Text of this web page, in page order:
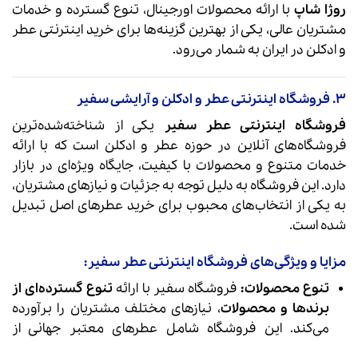
روژا شاپ با ارائه محصولات اورجینال، تنوع گسترده و خدمات
مشتریان عالی، یکی از بهترین گزینه‌ها برای خرید اینترنتی عطر
و ادکلن در ایران به شمار می‌رود.
3. فروشگاه اینترنتی عطر و ادکلن و آرایشی سفیر
فروشگاه اینترنتی عطر سفیر
یکی از شناخته‌شده‌ترین
فروشگاه‌های آنلاین در حوزه عطر و ادکلن است که با ارائه
خدمات متنوع و محصولات با کیفیت، جایگاه ویژه‌ای در بازار
دارد. این فروشگاه به دلیل توجه به جزئیات و نیازهای مشتریان،
به یکی از انتخاب‌های محبوب برای خرید عطرهای اصل تبدیل
شده است.
مزایا و ویژگی‌های فروشگاه اینترنتی عطر سفیر:
تنوع محصولات: فروشگاه سفیر با ارائهتنوع گسترده‌ای از
برندها و محصولات، نیازهای مختلف مشتریان را برآورده
می‌کند. این فروشگاه شامل عطرهای معتبر جهانی از